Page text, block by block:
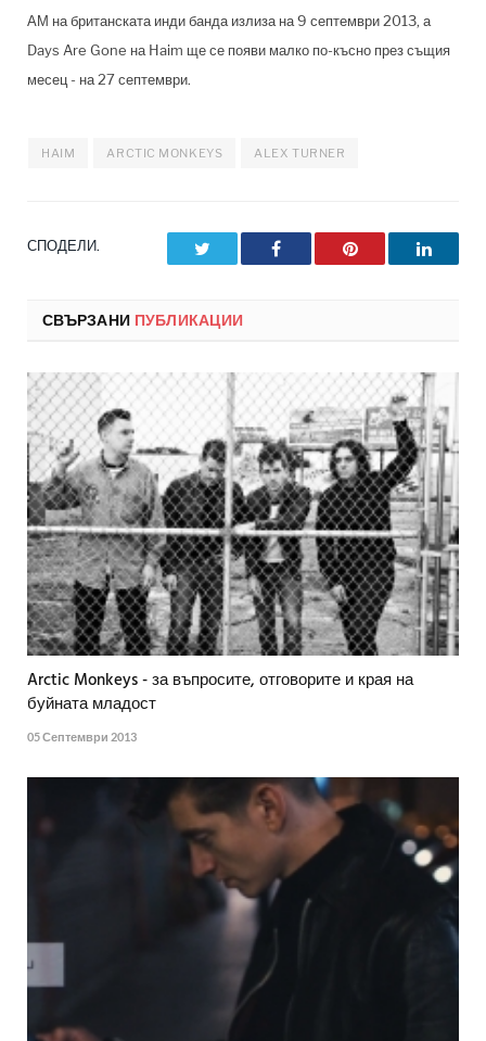
АМ на британската инди банда излиза на 9 септември 2013, а
Days Are Gone на Haim ще се появи малко по-късно през същия
месец - на 27 септември.
HAIM ARCTIC MONKEYS ALEX TURNER
СПОДЕЛИ. Facebook Pinterest
СВЪРЗАНИ ПУБЛИКАЦИИ
Arctic Monkeys - за въпросите, отговорите и края на
буйната младост
05 Септември 2013